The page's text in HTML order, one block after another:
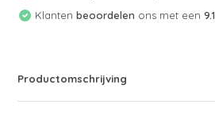
Klantenbeoordelen ons met een9.1
Productomschrijving